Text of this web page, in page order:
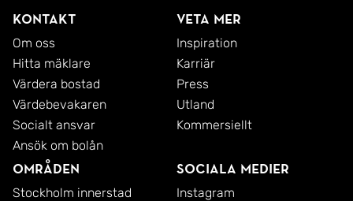
gångavstånd en kort promenad bort.
Välkommen hem!
Kontakt
Om oss
Hitta mäklare
Värdera bostad
Värdebevakaren
Socialt ansvar
Ansök om bolån
Veta mer
Inspiration
Karriär
Press
Utland
Kommersiellt
Områden
Stockholm innerstad
Sociala medier
Instagram